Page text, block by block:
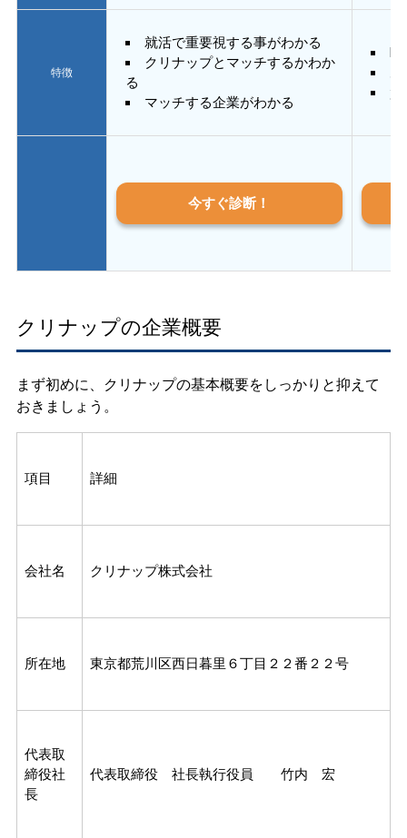
特徴
就活で重要視する事がわかる
クリナップとマッチするかわか
る
マッチする企業がわかる
質
今すぐ診断！
クリナップの企業概要
まず初めに、クリナップの基本概要をしっかりと抑えて
おきましょう。
項目 詳細
会社名 クリナップ株式会社
所在地 東京都荒川区西日暮里６丁目２２番２２号
代表取
締役社
長
代表取締役 社長執行役員 竹内 宏